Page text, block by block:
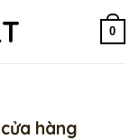
0
hàng